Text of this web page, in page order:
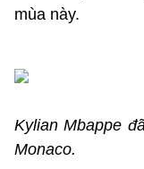
mùa này.
Kylian Mbappe
Monaco.